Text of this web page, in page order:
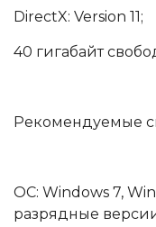
DirectX: Version 11;
40 гигабайт
Рекомендуемые
ОС: Windows 7,
разрядные